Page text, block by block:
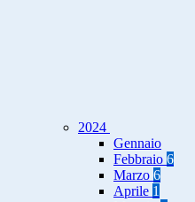
2024
Gennaio
Febbraio 6
Marzo 6
Aprile 1